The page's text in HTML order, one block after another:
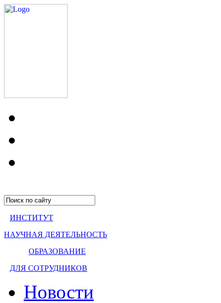
ИНСТИТУТ
НАУЧНАЯ ДЕЯТЕЛЬНОСТЬ
ОБРАЗОВАНИЕ
ДЛЯ СОТРУДНИКОВ
Новости